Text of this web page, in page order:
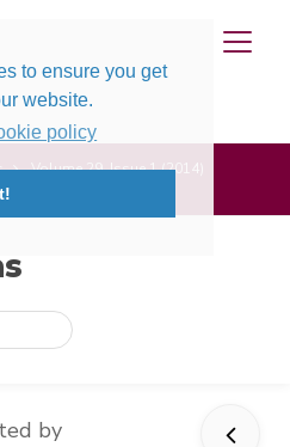
to ensure you get
website.
policy
Volume 29, Issue 1 (2014)
neprikla ...
by